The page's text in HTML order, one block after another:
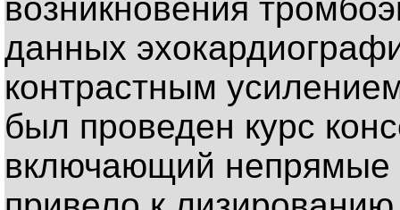
возникновения
данных
контрастным
был проведен курс
включающий непрямые